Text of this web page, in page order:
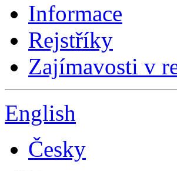
Informace
Rejstříky
Zajímavosti v
English
Česky